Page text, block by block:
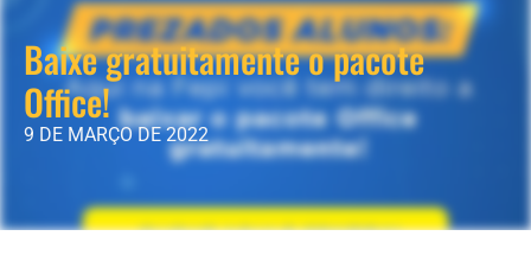
Baixe gratuitamente o pacote
Office!
9 DE MARÇO DE 2022